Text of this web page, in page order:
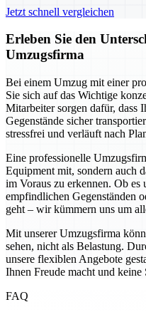
Jetzt schnell vergleichen
Erleben Sie den
Umzugsfirma
Bei einem Umzug mit einer
Sie sich auf das Wichtige
Mitarbeiter sorgen dafür, dass
Gegenstände sicher
stressfrei und verläuft nach
Eine professionelle
Equipment mit, sondern auch
im Voraus zu erkennen. Ob es
empfindlichen Gegenständen
geht – wir kümmern uns um
Mit unserer Umzugsfirma
sehen, nicht als Belastung.
unsere flexiblen Angebote
Ihnen Freude macht und keine
FAQ